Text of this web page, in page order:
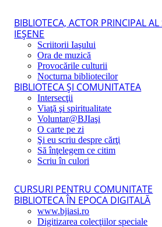
BIBLIOTECA, ACTOR PRINCIPAL
IEŞENE
Scriitorii Iaşului
Ora de muzică
Provocările culturii
Nocturna bibliotecilor
BIBLIOTECA ŞI COMUNITATEA
Intersecţii
Viaţă şi spiritualitate
Voluntar@BJIaşi
O carte pe zi
Şi eu scriu despre cărţi
Să înţelegem ce citim
Scriu în culori
CURSURI PENTRU COMUNITATE
BIBLIOTECA ÎN EPOCA DIGITALĂ
www.bjiasi.ro
Digitizarea colecţiilor speciale